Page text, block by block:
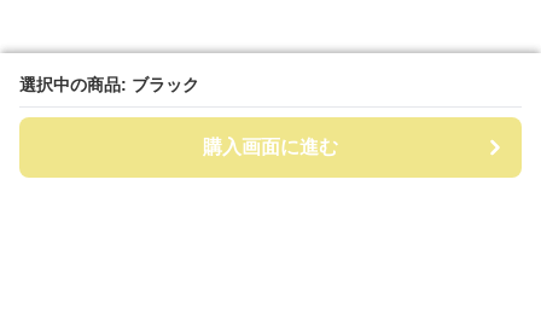
選択中の商品: ブラック
購入画面に進む
選択中の商品: ブラック
購入画面に進む